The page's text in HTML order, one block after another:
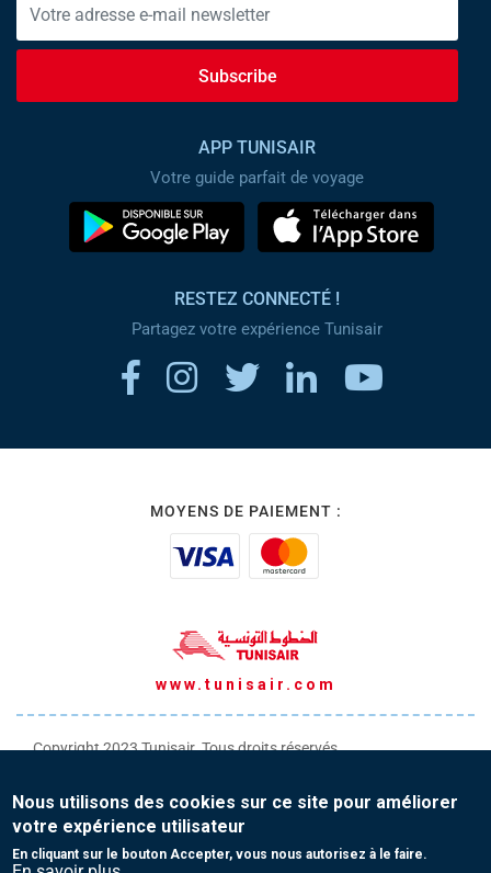
Subscribe
APP TUNISAIR
Votre guide parfait de voyage
RESTEZ CONNECTÉ !
Partagez votre expérience Tunisair
MOYENS DE PAIEMENT :
www.tunisair.com
Copyright 2023 Tunisair. Tous droits réservés
Conditions générales de Vente
Protection de vos données personnelles
Nous utilisons des cookies sur ce site pour améliorer
votre expérience utilisateur
En cliquant sur le bouton Accepter, vous nous autorisez à le faire.